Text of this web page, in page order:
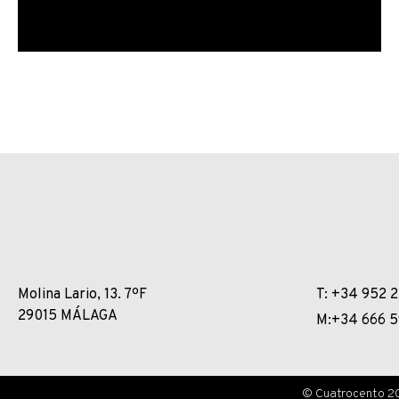
Molina Lario, 13. 7ºF
29015 MÁLAGA
T: +34 952
M:+34 666
© Cuatrocento